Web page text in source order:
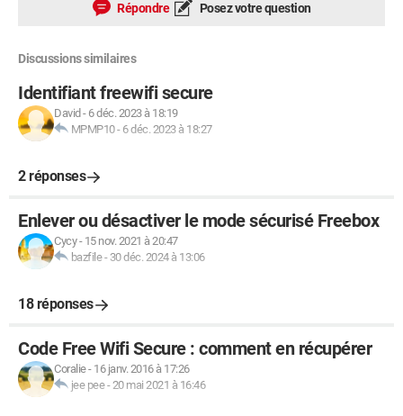
Répondre Posez votre question
Discussions similaires
Identifiant freewifi secure
David - 6 déc. 2023 à 18:19
MPMP10- 6 déc. 2023 à 18:27
2 réponses
Enlever ou désactiver le mode sécurisé Freebox
Cycy- 15 nov. 2021 à 20:47
bazfile- 30 déc. 2024 à 13:06
18 réponses
Code Free Wifi Secure : comment en récupérer
Coralie- 16 janv. 2016 à 17:26
jee pee-20 mai 2021 à 16:46